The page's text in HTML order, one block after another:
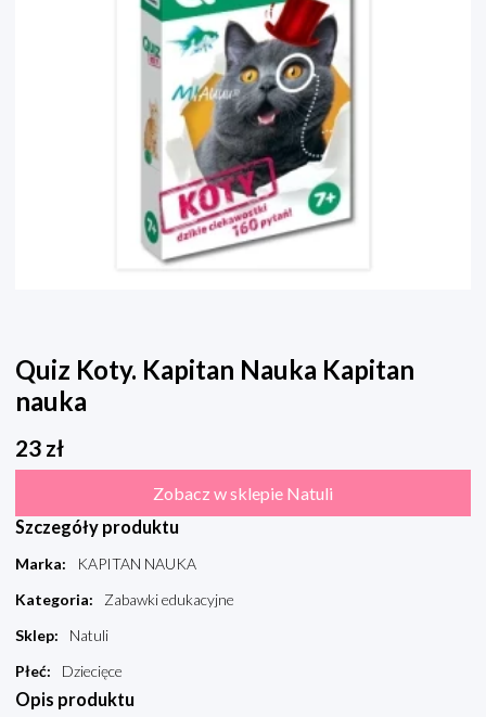
Quiz Koty. Kapitan Nauka Kapitan
nauka
23 zł
Zobacz w sklepie Natuli
Szczegóły produktu
Marka:
KAPITAN NAUKA
Kategoria:
Zabawki edukacyjne
Sklep:
Natuli
Płeć: Dziecięce
Opis produktu